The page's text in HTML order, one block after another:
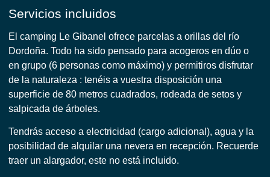
Servicios incluidos
El camping Le Gibanel ofrece parcelas a orillas del río
Dordoña. Todo ha sido pensado para acogeros en dúo o
en grupo (6 personas como máximo) y permitiros disfrutar
de la naturaleza : tenéis a vuestra disposición una
superficie de 80 metros cuadrados, rodeada de setos y
salpicada de árboles.
Tendrás acceso a electricidad (cargo adicional), agua y la
posibilidad de alquilar una nevera en recepción. Recuerde
traer un alargador, este no está incluido.